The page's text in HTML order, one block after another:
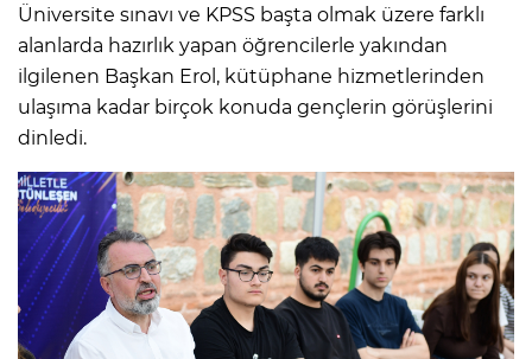
Üniversite sınavı ve KPSS başta olmak üzere farklı
alanlarda hazırlık yapan öğrencilerle yakından
ilgilenen Başkan Erol, kütüphane hizmetlerinden
ulaşıma kadar birçok konuda gençlerin görüşlerini
dinledi.